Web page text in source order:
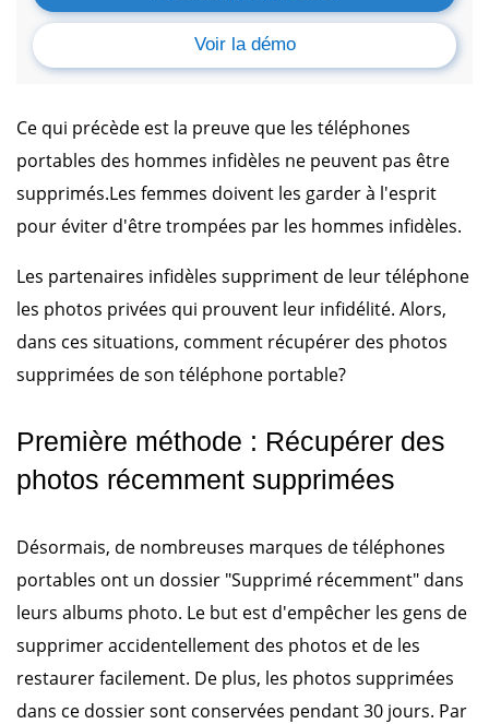
Voir la démo
Ce qui précède est la preuve que les téléphones
portables des hommes infidèles ne peuvent pas être
supprimés.Les femmes doivent les garder à l'esprit
pour éviter d'être trompées par les hommes infidèles.
Les partenaires infidèles suppriment de leur téléphone
les photos privées qui prouvent leur infidélité. Alors,
dans ces situations, comment récupérer des photos
supprimées de son téléphone portable?
Première méthode : Récupérer des
photos récemment supprimées
Désormais, de nombreuses marques de téléphones
portables ont un dossier "Supprimé récemment" dans
leurs albums photo. Le but est d'empêcher les gens de
supprimer accidentellement des photos et de les
restaurer facilement. De plus, les photos supprimées
dans ce dossier sont conservées pendant 30 jours. Par